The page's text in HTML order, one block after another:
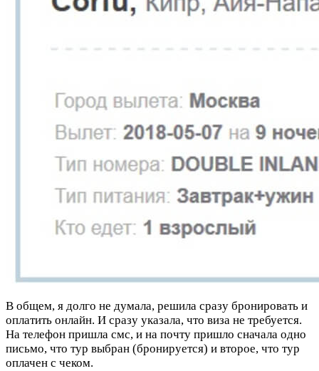
В общем, я долго не думала, решила сразу бронировать и
оплатить онлайн. И сразу указала, что виза не требуется.
На телефон пришла смс, и на почту пришло сначала одно
письмо, что тур выбран (бронируется) и второе, что тур
оплачен с чеком.